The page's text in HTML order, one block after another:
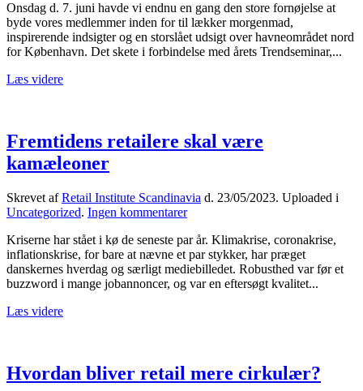
Globale
retailtendenser,
og
status
Onsdag d. 7. juni havde vi endnu en gang den store fornøjelse at
byde vores medlemmer inden for til lækker morgenmad,
inspirerende indsigter og en storslået udsigt over havneområdet nord
for København. Det skete i forbindelse med årets Trendseminar,...
Læs videre
Fremtidens retailere skal være
kamæleoner
Skrevet afRetail Institute Scandinavia d. 23/05/2023. Uploaded i
Uncategorized. Ingen kommentarertil
retailere
skal
være
kamæleoner
Kriserne har stået i kø de seneste par år. Klimakrise, coronakrise,
inflationskrise, for bare at nævne et par stykker, har præget
danskernes hverdag og særligt mediebilledet. Robusthed var før et
buzzword i mange jobannoncer, og var en eftersøgt kvalitet...
Læs videre
Hvordan bliver retail mere cirkulær?